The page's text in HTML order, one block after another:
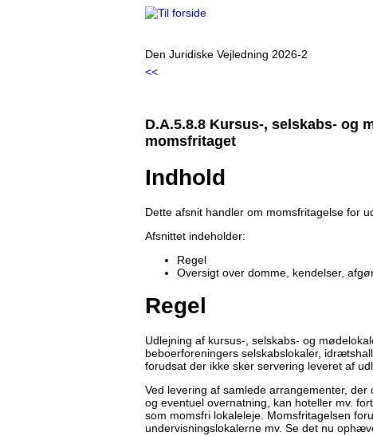
Den Juridiske Vejledning 2026-2
<<
D.A.5.8.8 Kursus-, selskabs- og
momsfritaget
Indhold
Dette afsnit handler om momsfritagelse for
Afsnittet indeholder:
Regel
Oversigt over domme, kendelser,
Regel
Udlejning af kursus-, selskabs- og
beboerforeningers selskabslokaler,
forudsat der ikke sker servering leveret af
Ved levering af samlede arrangementer,
og eventuel overnatning, kan hoteller mv.
som momsfri lokaleleje. Momsfritagelsen
undervisningslokalerne mv. Se det nu